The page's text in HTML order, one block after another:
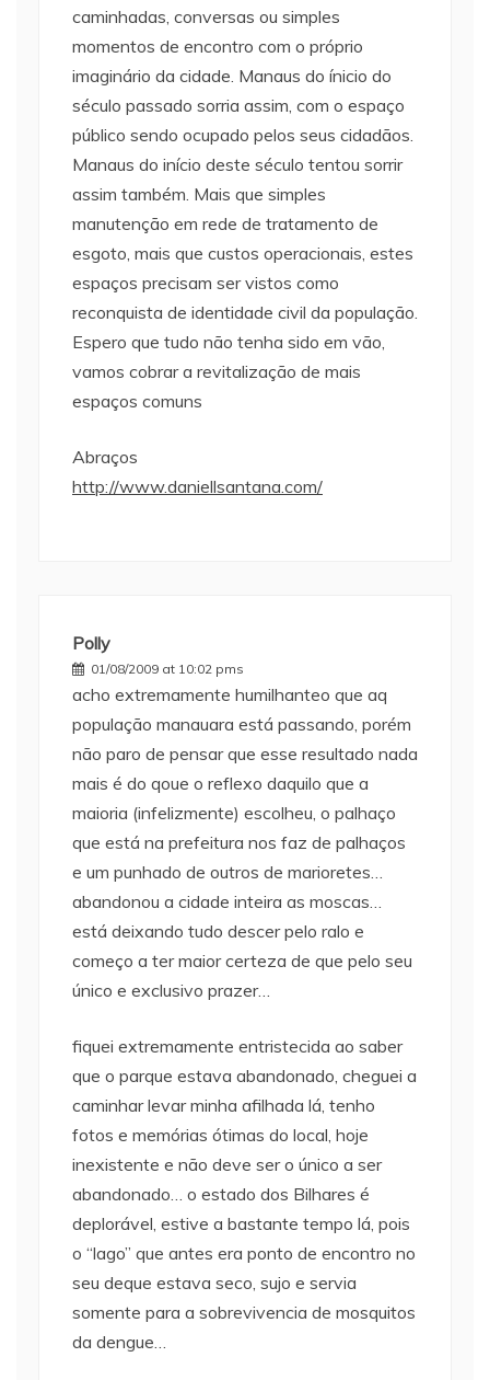
caminhadas, conversas ou simples
momentos de encontro com o próprio
imaginário da cidade. Manaus do ínicio do
século passado sorria assim, com o espaço
público sendo ocupado pelos seus cidadãos.
Manaus do início deste século tentou sorrir
assim também. Mais que simples
manutenção em rede de tratamento de
esgoto, mais que custos operacionais, estes
espaços precisam ser vistos como
reconquista de identidade civil da população.
Espero que tudo não tenha sido em vão,
vamos cobrar a revitalização de mais
espaços comuns
Abraços
http://www.daniellsantana.com/
Polly
01/08/2009 at 10:02 pms
acho extremamente humilhanteo que aq
população manauara está passando, porém
não paro de pensar que esse resultado nada
mais é do qoue o reflexo daquilo que a
maioria (infelizmente) escolheu, o palhaço
que está na prefeitura nos faz de palhaços
e um punhado de outros de marioretes…
abandonou a cidade inteira as moscas…
está deixando tudo descer pelo ralo e
começo a ter maior certeza de que pelo seu
único e exclusivo prazer…
fiquei extremamente entristecida ao saber
que o parque estava abandonado, cheguei a
caminhar levar minha afilhada lá, tenho
fotos e memórias ótimas do local, hoje
inexistente e não deve ser o único a ser
abandonado… o estado dos Bilhares é
deplorável, estive a bastante tempo lá, pois
o “lago” que antes era ponto de encontro no
seu deque estava seco, sujo e servia
somente para a sobrevivencia de mosquitos
da dengue…